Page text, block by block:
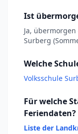
Ist
Ja,
Surberg
Welche
Volksschule
Für welche
Feriendaten?
Liste der